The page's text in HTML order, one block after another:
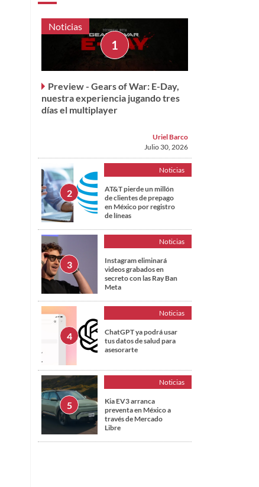
Noticias
Preview - Gears of War: E-Day,
nuestra experiencia jugando tres
días el multiplayer
Uriel Barco
Julio 30, 2026
Noticias
AT&T pierde un millón
de clientes de prepago
en México por registro
de líneas
Noticias
Instagram eliminará
videos grabados en
secreto con las Ray Ban
Meta
Noticias
ChatGPT ya podrá usar
tus datos de salud para
asesorarte
Noticias
Kia EV3 arranca
preventa en México a
través de Mercado
Libre